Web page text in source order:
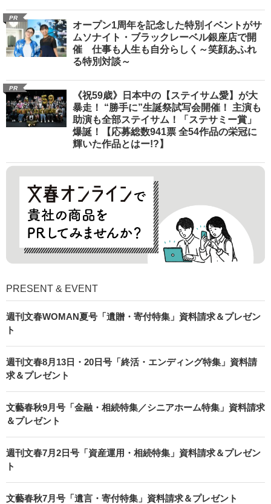
PR
オープン1周年を記念した特別イベントがサ
ムソナイト・ブラックレーベル銀座店で開
催 仕事も人生も自分らしく～笑顔あふれ
る特別対談～
PR
《祝59歳》日本中の【ステイサム愛】が大
暴走！ “勝手に”生誕祭試写会開催！ 主演も
助演も全部ステイサム！「ステサミー賞」
爆誕！【応募総数941票 全54作品の栄冠に
輝いた作品とはー!?】
PRESENT & EVENT
週刊文春WOMAN夏号「遺贈・寄付特集」資料請求＆プレゼン
ト
週刊文春8月13日・20日号「終活・エンディング特集」資料請
求＆プレゼント
文藝春秋9月号「金融・相続特集／シニアホーム特集」資料請求
＆プレゼント
週刊文春7月2日号「資産運用・相続特集」資料請求＆プレゼン
ト
文藝春秋7月号「遺言・寄付特集」資料請求＆プレゼント